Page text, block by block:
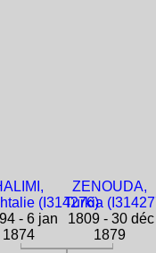
(I314276)
- 6 jan
1874
ZENOUDA,
Turkia
1809 - 30 déc
1879